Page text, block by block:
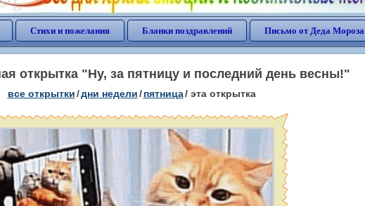
Стихи и пожелания Бланки поздравлений Письмо от Деда Мороза
открытка "Ну, за пятницу и последний день весны!"
все открытки/дни недели/ пятница/ эта открытка